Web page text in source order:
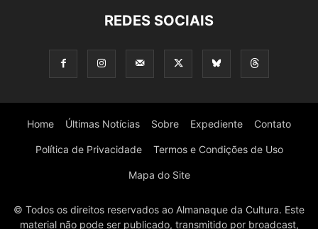
REDES SOCIAIS
Home Últimas Notícias Sobre Expediente Contato
Política de Privacidade Termos e Condições de Uso
Mapa do Site
© Todos os direitos reservados ao Almanaque da Cultura. Este
material não pode ser publicado, transmitido por broadcast,